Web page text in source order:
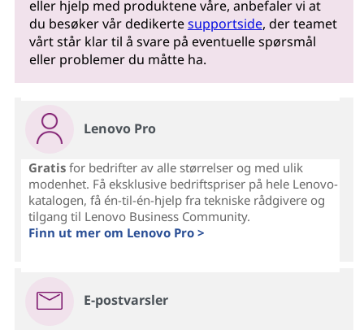
eller hjelp med produktene våre, anbefaler vi at
du besøker vår dedikertesupportside, der teamet
vårt står klar til å svare på eventuelle spørsmål
eller problemer du måtte ha.
Lenovo Pro
Gratisfor bedrifter av alle størrelser og med ulik
modenhet. Få eksklusive bedriftspriser på hele Lenovo-
katalogen, få én-til-én-hjelp fra tekniske rådgivere og
tilgang til Lenovo Business Community.
Finn ut mer om Lenovo Pro >
E-postvarsler